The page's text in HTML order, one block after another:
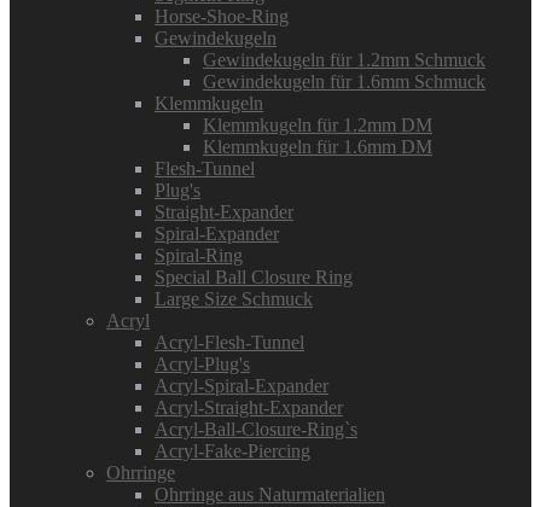
Horse-Shoe-Ring
Gewindekugeln
Gewindekugeln für 1.2mm Schmuck
Gewindekugeln für 1.6mm Schmuck
Klemmkugeln
Klemmkugeln für 1.2mm DM
Klemmkugeln für 1.6mm DM
Flesh-Tunnel
Plug's
Straight-Expander
Spiral-Expander
Spiral-Ring
Special Ball Closure Ring
Large Size Schmuck
Acryl
Acryl-Flesh-Tunnel
Acryl-Plug's
Acryl-Spiral-Expander
Acryl-Straight-Expander
Acryl-Ball-Closure-Ring`s
Acryl-Fake-Piercing
Ohrringe
Ohrringe aus Naturmaterialien